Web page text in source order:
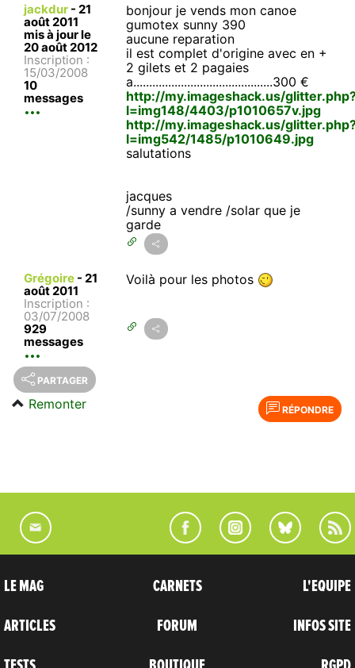
jackdur - 21
août 2011
mis à jour le
20 août 2012
Inscription :
15/03/2008
10
messages
bonjour je vends mon canoe
gumotex sunny 390
aucune reparation
il est complet d'origine avec en +
2 gilets et 2 pagaies
a............................................300 €
http://my.imageshack.us/
l=img148/4403/p1010657v.jpg
http://my.imageshack.us/
l=img542/1485/p1010649.jpg
salutations
jacques
/sunny a vendre /solar que je
garde
Grégoire - 21
août 2011
Inscription :
03/07/2008
929
messages
Voilà pour les photos
PARTAGER
RÉPONDRE
Remonter
LE MAG
ARTICLES
CARNETS
FORUM
L'EQUIPE
INFOS SITE